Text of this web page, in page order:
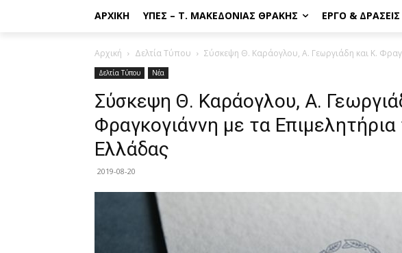
ΑΡΧΙΚΉ ΥΠΕΣ – Τ. ΜΑΚΕΔΟΝΊΑΣ ΘΡΆΚΗΣ ΈΡΓΟ & ΔΡΆΣΕΙΣ
Αρχική Δελτία Τύπου Σύσκεψη Θ. Καράογλου, Α. Γεωργιάδη και Κ.
Δελτία Τύπου Νέα
Σύσκεψη Θ. Καράογλου, Α.
Φραγκογιάννη με τα
Ελλάδας
2019-08-20